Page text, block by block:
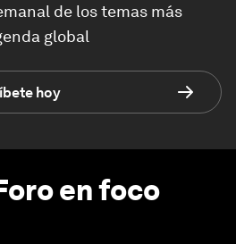
de los temas más
global
hoy
en foco